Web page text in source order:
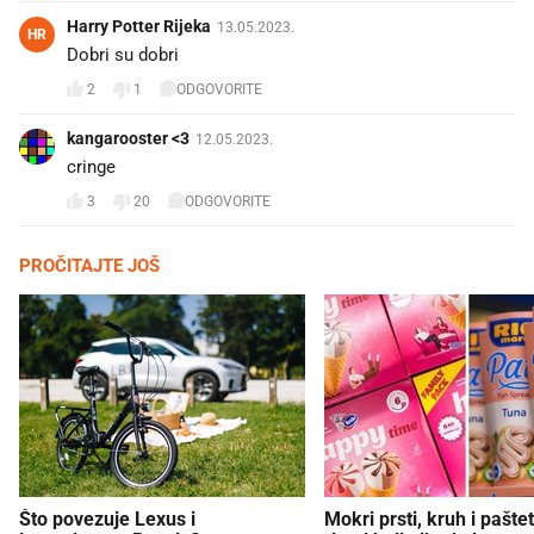
HR Harry Potter Rijeka 13.05.2023.
Dobri su dobri
2 1 ODGOVORITE
kangarooster <3 12.05.2023.
cringe
3 20 ODGOVORITE
PROČITAJTE JOŠ
Što povezuje Lexus i
Mokri prsti, kruh i